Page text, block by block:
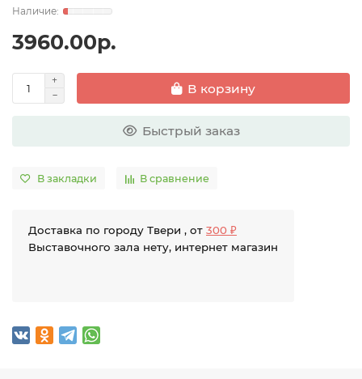
3960.00р.
В корзину
Быстрый заказ
В закладки В сравнение
Доставка по городу Твери , от 300 ₽
Выставочного зала нету, интернет магазин